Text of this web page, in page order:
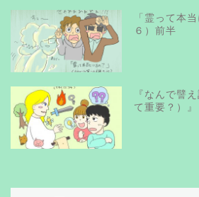
「霊って本
６）前半
『なんで譬
て重要？）』